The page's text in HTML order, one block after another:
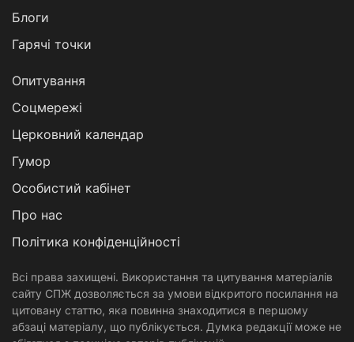
Блоги
Гарячі точки
Опитування
Соцмережі
Церковний календар
Гумор
Особистий кабінет
Про нас
Політика конфіденційності
Всі права захищені. Використання та цитування матеріалів
сайту СПЖ дозволяється за умови відкритого посилання на
цитовану статтю, яка повинна знаходитися в першому
абзаці матеріалу, що публікується. Думка редакції може не